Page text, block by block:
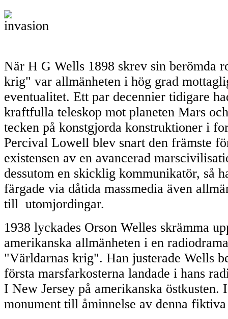
När H G Wells 1898 skrev sin berömda
krig" var allmänheten i hög grad
eventualitet. Ett par decennier tidigare
kraftfulla teleskop mot planeten Mars
tecken på konstgjorda konstruktioner i
Percival Lowell blev snart den främste
existensen av en avancerad
dessutom en skicklig kommunikatör, så
färgade via dåtida massmedia även
till utomjordingar.
1938 lyckades Orson Welles skrämma
amerikanska allmänheten i en
"Världarnas krig". Han justerade Wells
första marsfarkosterna landade i hans
I New Jersey på amerikanska östkusten.
monument till åminnelse av denna